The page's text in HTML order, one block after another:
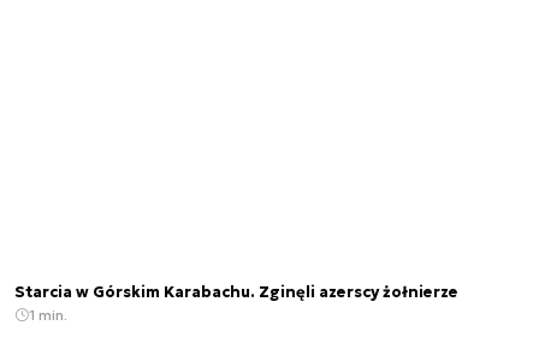
Starcia w Górskim Karabachu. Zginęli azerscy żołnierze
1 min.